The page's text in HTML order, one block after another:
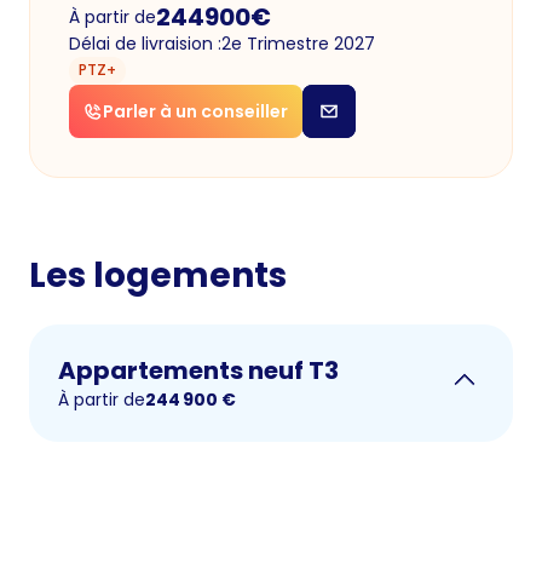
À partir de244900€
Délai de livraision :2e Trimestre 2027
PTZ+
Parler à un conseiller
Les logements
Appartements neuf T3
À partir de244 900 €